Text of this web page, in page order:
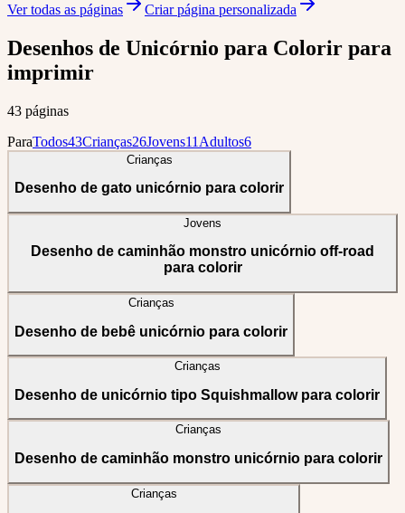
Ver todas as páginas Criar página personalizada
Desenhos de Unicórnio para Colorir para
imprimir
43 páginas
ParaTodos43Crianças26Jovens11 Adultos6
Crianças
Desenho de gato unicórnio para colorir
Jovens
Desenho de caminhão monstro unicórnio off-road
para colorir
Crianças
Desenho de bebê unicórnio para colorir
Crianças
Desenho de unicórnio tipo Squishmallow para colorir
Crianças
Desenho de caminhão monstro unicórnio para colorir
Crianças